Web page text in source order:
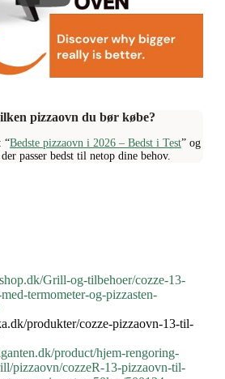
pizzaovn du bør købe?
“Bedste pizzaovn i 2026 – Bedst i Test” og
passer bedst til netop dine behov.
Grill-og-tilbehoer/cozze-13-
termometer-og-pizzasten-
produkter/cozze-pizzaovn-13-til-
product/hjem-rengoring-
pizzaovn/cozzeR-13-pizzaovn-til-